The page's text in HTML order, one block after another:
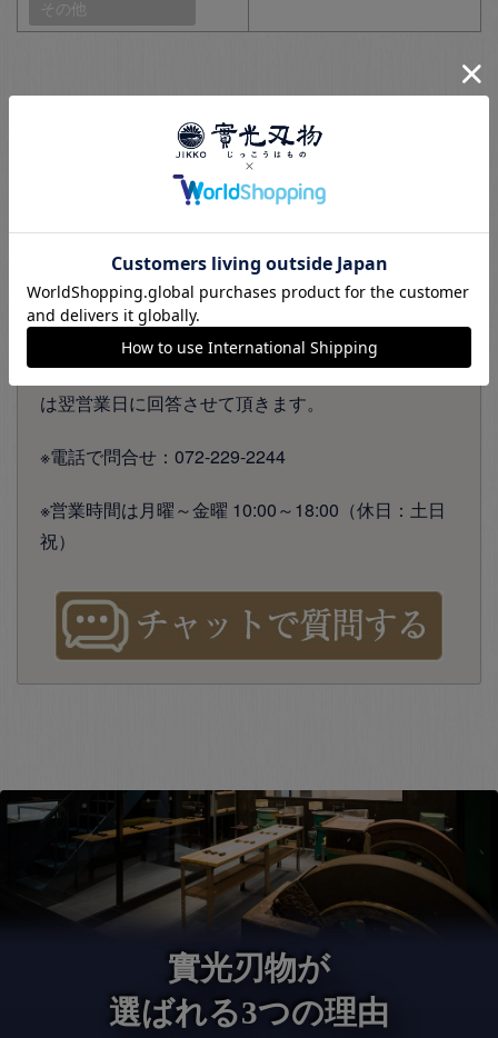
その他
～ 購入前に相談する ～
チャットでお問い合わせ下さい。気持ちよく買い物
をして頂けますようオペレーターが相談に乗らせて
頂きます。
回答はできる限り早く回答させて頂きます。時間外
は翌営業日に回答させて頂きます。
※電話で問合せ：072-229-2244
※営業時間は月曜～金曜 10:00～18:00（休日：土日
祝）
實光刃物が
選ばれる3つの理由